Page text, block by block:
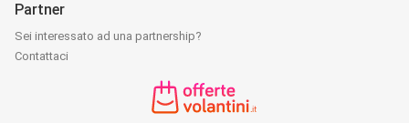
Partner
Sei interessato ad una partnership?
Contattaci